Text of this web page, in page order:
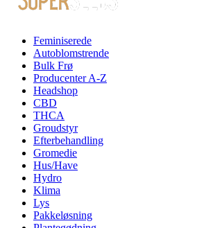
Feminiserede
Autoblomstrende
Bulk Frø
Producenter A-Z
Headshop
CBD
THCA
Groudstyr
Efterbehandling
Gromedie
Hus/Have
Hydro
Klima
Lys
Pakkeløsning